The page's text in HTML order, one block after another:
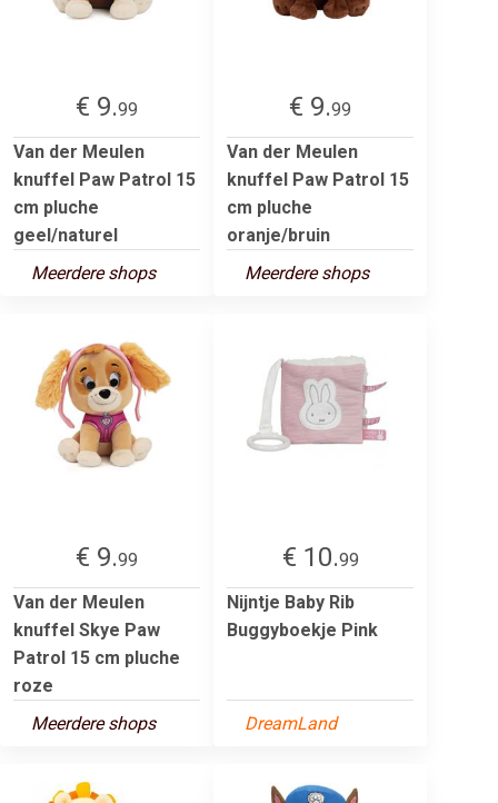
€ 9.99
Van der Meulen
knuffel Paw Patrol 15
cm pluche
geel/naturel
Meerdere shops
€ 9.99
Van der Meulen
knuffel Paw Patrol 15
cm pluche
oranje/bruin
Meerdere shops
€ 9.99
Van der Meulen
knuffel Skye Paw
Patrol 15 cm pluche
roze
Meerdere shops
€ 10.99
Nijntje Baby Rib
Buggyboekje Pink
DreamLand